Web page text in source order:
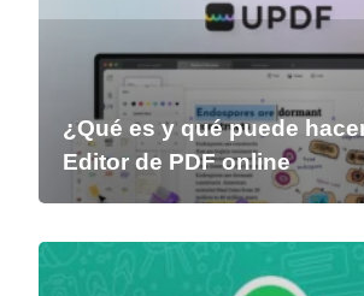
¿Qué es y qué puede
Editor de PDF online